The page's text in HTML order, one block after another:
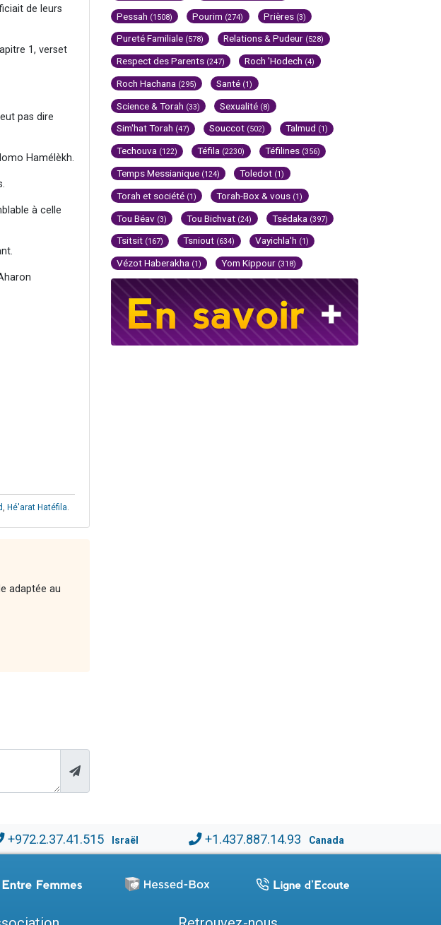
de leurs
1, verset
pas dire
Hamélèkh.
à celle
Hé'arat Hatéfila
adaptée au
Pessah (1508) Pourim (274) Prières (3)
Pureté Familiale (578) Relations & Pudeur (528)
Respect des Parents (247) Roch 'Hodech (4)
Roch Hachana (295) Santé (1)
Science & Torah (33) Sexualité (8)
Sim'hat Torah (47) Souccot (502) Talmud (1)
Techouva (122) Téfila (2230) Téfilines (356)
Temps Messianique (124) Toledot (1)
Torah et société (1) Torah-Box & vous (1)
Tou Béav (3) Tou Bichvat (24) Tsédaka (397)
Tsitsit (167) Tsniout (634) Vayichla'h (1)
Vézot Haberakha (1) Yom Kippour (318)
+972.2.37.41.515 Israël +1.437.887.14.93 Canada